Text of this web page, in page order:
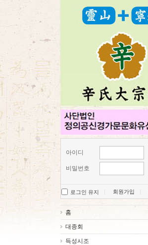
아이디
비밀번호
로그인 유지 회원가입
홈
대종회
득성시조